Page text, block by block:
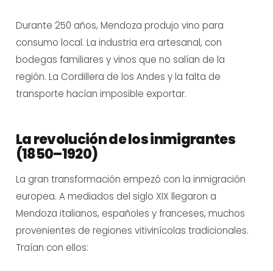
Durante 250 años, Mendoza produjo vino para
consumo local. La industria era artesanal, con
bodegas familiares y vinos que no salían de la
región. La Cordillera de los Andes y la falta de
transporte hacían imposible exportar.
La revolución de los inmigrantes
(1850–1920)
La gran transformación empezó con la inmigración
europea. A mediados del siglo XIX llegaron a
Mendoza italianos, españoles y franceses, muchos
provenientes de regiones vitivinícolas tradicionales.
Traían con ellos: